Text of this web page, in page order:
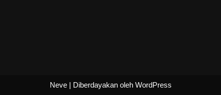
Neve| Diberdayakan oleh WordPress